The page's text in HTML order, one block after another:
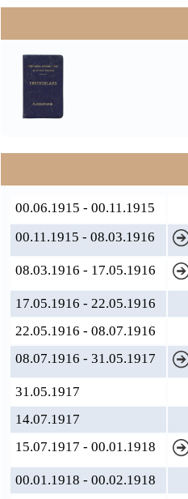
00.06.1915 - 00.11.1915
00.11.1915 - 08.03.1916
08.03.1916 - 17.05.1916
17.05.1916 - 22.05.1916
22.05.1916 - 08.07.1916
08.07.1916 - 31.05.1917
31.05.1917
14.07.1917
15.07.1917 - 00.01.1918
00.01.1918 - 00.02.1918